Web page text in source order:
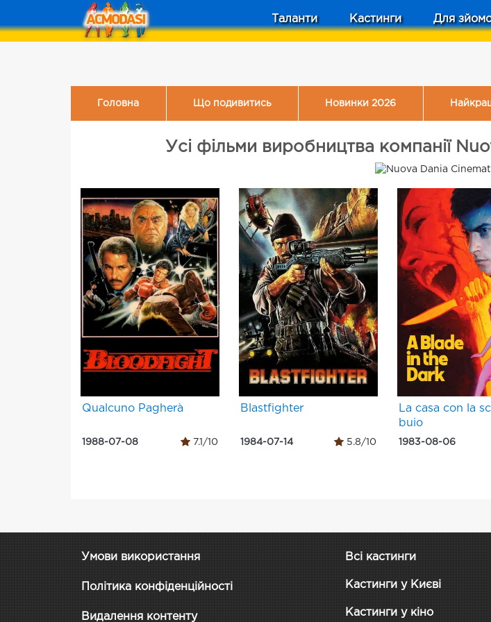
Таланти Кастинги Для
Головна Що подивитись Новинки 2026
Усі фільми виробництва компанії
Qualcuno Pagherà
1988-07-08 7.1/10
Blastfighter
1984-07-14 5.8/10
La casa con la
buio
1983-08-06
Умови використання
Політика конфіденційності
Видалення контенту
Всі кастинги
Кастинги у Києві
Кастинги у кіно